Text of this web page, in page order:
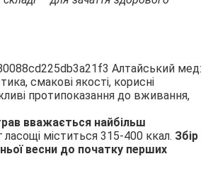
вважається найбільш
ласощі міститься 315-400 ккал. Збір
весни до початку перших